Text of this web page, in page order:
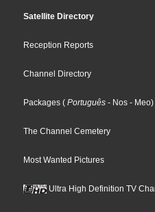
Satellite Directory
Reception Reports
Channel Directory
Packages ( Português - Nos - Meo)
The Channel Cemetery
Most Wanted Pictures
Ultra High Definition TV